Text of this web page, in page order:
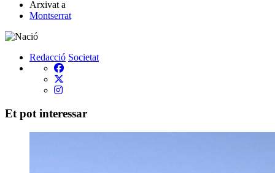
Arxivat a
Montserrat
Redacció Societat
Et pot interessar